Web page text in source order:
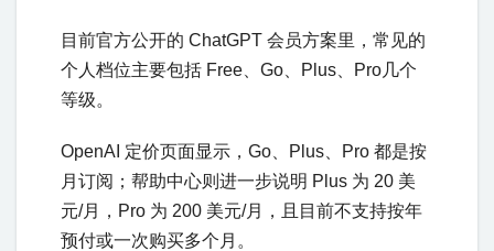
目前官方公开的 ChatGPT 会员方案里，常见的
个人档位主要包括 Free、Go、Plus、Pro几个
等级。
OpenAI 定价页面显示，Go、Plus、Pro 都是按
月订阅；帮助中心则进一步说明 Plus 为 20 美
元/月，Pro 为 200 美元/月，且目前不支持按年
预付或一次购买多个月。